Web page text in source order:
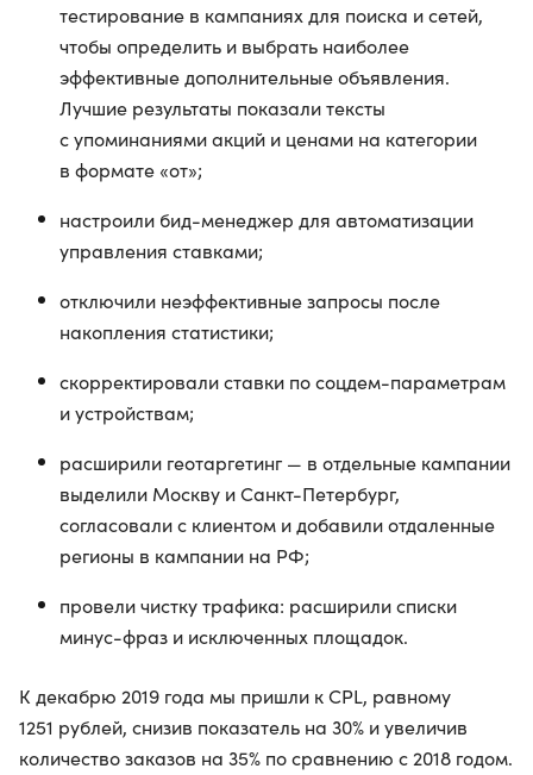
тестирование в кампаниях для поиска и сетей,
чтобы определить и выбрать наиболее
эффективные дополнительные объявления.
Лучшие результаты показали тексты
с упоминаниями акций и ценами на категории
в формате «от»;
настроили бид-менеджер для автоматизации
управления ставками;
отключили неэффективные запросы после
накопления статистики;
скорректировали ставки по соцдем-параметрам
и устройствам;
расширили геотаргетинг — в отдельные кампании
выделили Москву и Санкт-Петербург,
согласовали с клиентом и добавили отдаленные
регионы в кампании на РФ;
провели чистку трафика: расширили списки
минус-фраз и исключенных площадок.
К декабрю 2019 года мы пришли к CPL, равному
1251 рублей, снизив показатель на 30% и увеличив
количество заказов на 35% по сравнению с 2018 годом.